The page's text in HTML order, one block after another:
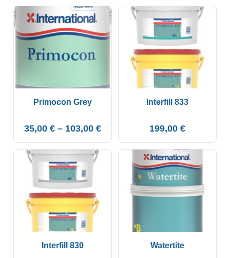
Primocon Grey
35,00 € – 103,00 €
Interfill 833
199,00 €
Interfill 830 Watertite